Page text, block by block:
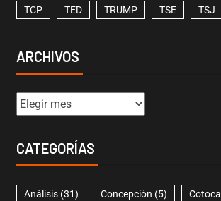
TCP TED TRUMP TSE TSJ
ARCHIVOS
CATEGORÍAS
Análisis(31) Concepción (5) Cotoca